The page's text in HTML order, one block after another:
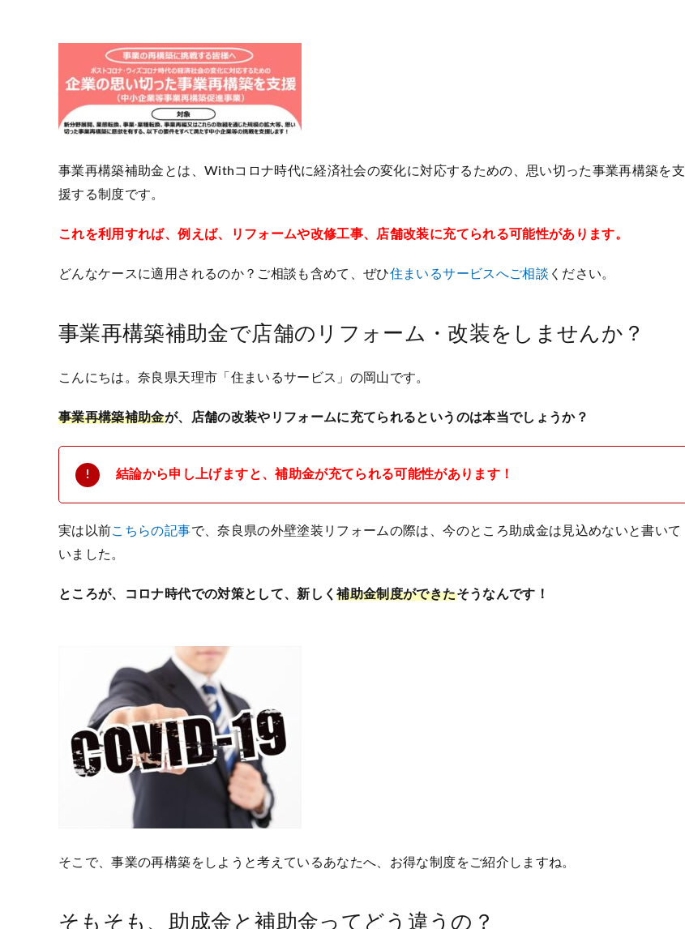
事業再構築補助金とは、Withコロナ時代に経済社会の変化に対応するための、思い切った事業再構築を支
援する制度です。
これを利用すれば、例えば、リフォームや改修工事、店舗改装に充てられる可能性があります。
どんなケースに適用されるのか？ご相談も含めて、ぜひ住まいるサービスへご相談 ください。
事業再構築補助金で店舗のリフォーム・改装をしませんか？
こんにちは。奈良県天理市「住まいるサービス」の岡山です。
事業再構築補助金が、店舗の改装やリフォームに充てられるというのは本当でしょうか？
結論から申し上げますと、補助金が充てられる可能性があります！
実は以前こちらの記事で、奈良県の外壁塗装リフォームの際は、今のところ助成金は見込めないと書いて
いました。
ところが、コロナ時代での対策として、新しく補助金制度ができたそうなんです！
そこで、事業の再構築をしようと考えているあなたへ、お得な制度をご紹介しますね。
そもそも、助成金と補助金ってどう違うの？